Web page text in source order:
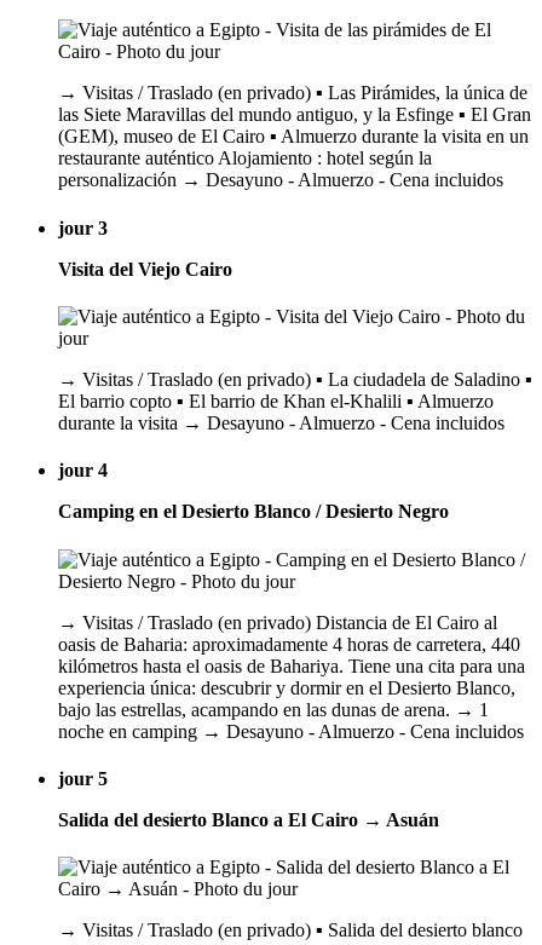
→ Visitas / Traslado (en privado) ▪️ Las Pirámides, la única de
las Siete Maravillas del mundo antiguo, y la Esfinge ▪️ El Gran
(GEM), museo de El Cairo ▪️ Almuerzo durante la visita en un
restaurante auténtico Alojamiento : hotel según la
personalización → Desayuno - Almuerzo - Cena incluidos
jour 3
Visita del Viejo Cairo
→ Visitas / Traslado (en privado) ▪️ La ciudadela de Saladino ▪️
El barrio copto ▪️ El barrio de Khan el-Khalili ▪️ Almuerzo
durante la visita → Desayuno - Almuerzo - Cena incluidos
jour 4
Camping en el Desierto Blanco / Desierto Negro
→ Visitas / Traslado (en privado) Distancia de El Cairo al
oasis de Baharia: aproximadamente 4 horas de carretera, 440
kilómetros hasta el oasis de Bahariya. Tiene una cita para una
experiencia única: descubrir y dormir en el Desierto Blanco,
bajo las estrellas, acampando en las dunas de arena. → 1
noche en camping → Desayuno - Almuerzo - Cena incluidos
jour 5
Salida del desierto Blanco a El Cairo → Asuán
→ Visitas / Traslado (en privado) ▪️ Salida del desierto blanco